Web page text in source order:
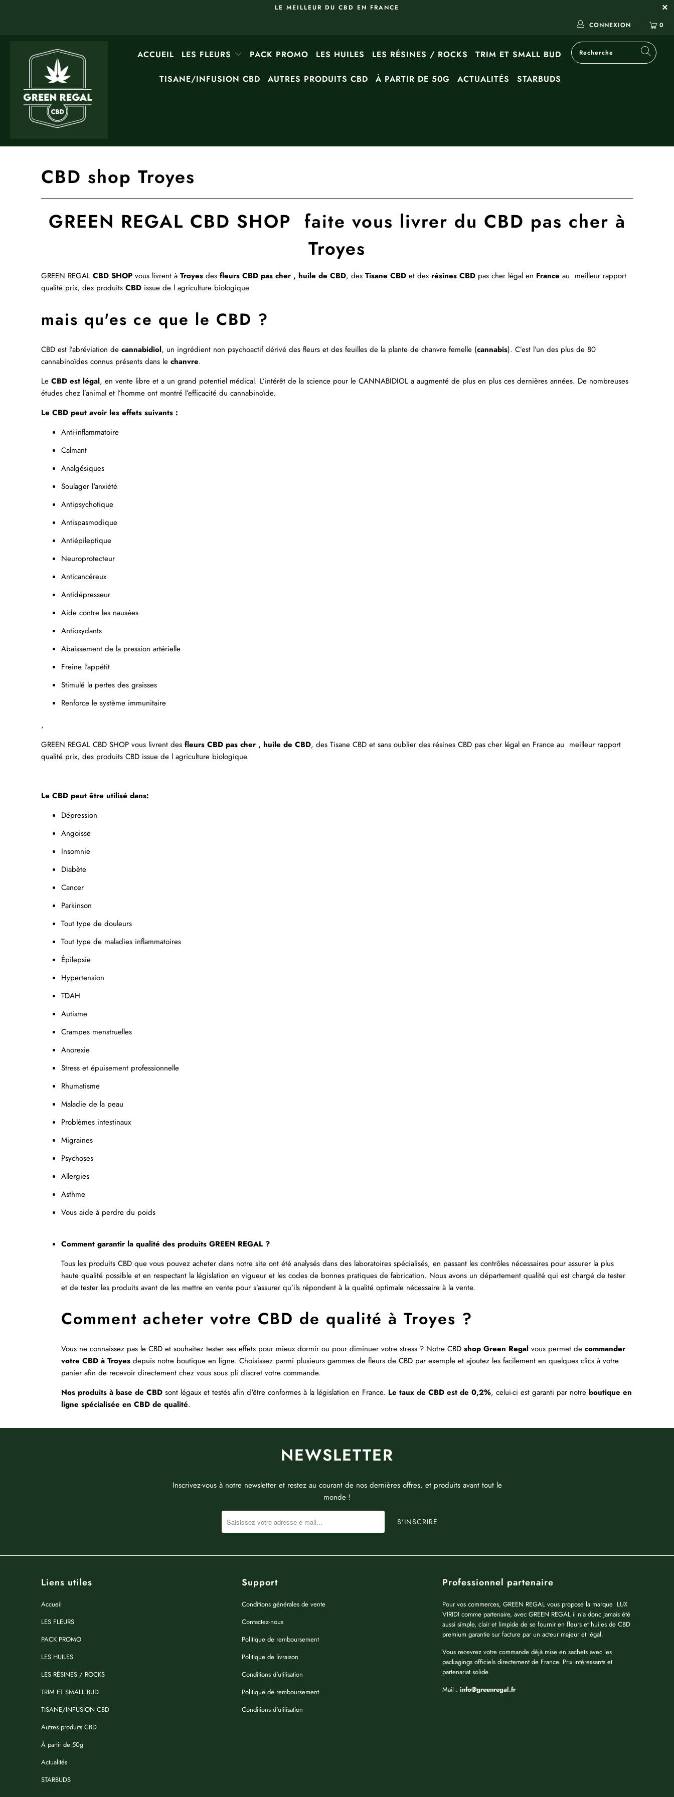
LE MEILLEUR DU CBD EN FRANCE
0
CONNEXION
ACCUEIL LES FLEURS PACK PROMO LES HUILES LES RÉSINES / ROCKS TRIM ET SMALL BUD
TISANE/INFUSION CBD AUTRES PRODUITS CBD À PARTIR DE 50G ACTUALITÉS STARBUDS
CBD shop Troyes
GREEN REGAL CBD SHOP faite vous livrer du CBD pas cher à
Troyes
GREEN REGAL CBD SHOP vous livrent à Troyes des fleurs CBD pas cher , huile de CBD, des Tisane CBD et des résines CBD pas cher légal en France au meilleur rapport
qualité prix, des produits CBD issue de l agriculture biologique.
mais qu'es ce que le CBD ?
CBD est l’abréviation de cannabidiol, un ingrédient non psychoactif dérivé des fleurs et des feuilles de la plante de chanvre femelle (cannabis). C’est l’un des plus de 80
cannabinoïdes connus présents dans le chanvre.
Le CBD est légal, en vente libre et a un grand potentiel médical. L’intérêt de la science pour le CANNABIDIOL a augmenté de plus en plus ces dernières années. De nombreuses
études chez l’animal et l’homme ont montré l’efficacité du cannabinoïde.
Le CBD peut avoir les effets suivants :
Anti-inflammatoire
Calmant
Analgésiques
Soulager l'anxiété
Antipsychotique
Antispasmodique
Antiépileptique
Neuroprotecteur
Anticancéreux
Antidépresseur
Aide contre les nausées
Antioxydants
Abaissement de la pression artérielle
Freine l'appétit
Stimulé la pertes des graisses
Renforce le système immunitaire
,
GREEN REGAL CBD SHOP vous livrent des fleurs CBD pas cher , huile de CBD, des Tisane CBD et sans oublier des résines CBD pas cher légal en France au meilleur rapport
qualité prix, des produits CBD issue de l agriculture biologique.
Le CBD peut être utilisé dans:
Dépression
Angoisse
Insomnie
Diabète
Cancer
Parkinson
Tout type de douleurs
Tout type de maladies inflammatoires
Épilepsie
Hypertension
TDAH
Autisme
Crampes menstruelles
Anorexie
Stress et épuisement professionnelle
Rhumatisme
Maladie de la peau
Problèmes intestinaux
Migraines
Psychoses
Allergies
Asthme
Vous aide à perdre du poids
Comment garantir la qualité des produits GREEN REGAL ?
Tous les produits CBD que vous pouvez acheter dans notre site ont été analysés dans des laboratoires spécialisés, en passant les contrôles nécessaires pour assurer la plus
haute qualité possible et en respectant la législation en vigueur et les codes de bonnes pratiques de fabrication. Nous avons un département qualité qui est chargé de tester
et de tester les produits avant de les mettre en vente pour s’assurer qu’ils répondent à la qualité optimale nécessaire à la vente.
Comment acheter votre CBD de qualité à Troyes ?
Vous ne connaissez pas le CBD et souhaitez tester ses effets pour mieux dormir ou pour diminuer votre stress ? Notre CBD shop Green Regal vous permet de commander
votre CBD à Troyes depuis notre boutique en ligne. Choisissez parmi plusieurs gammes de fleurs de CBD par exemple et ajoutez les facilement en quelques clics à votre
panier afin de recevoir directement chez vous sous pli discret votre commande.
Nos produits à base de CBD sont légaux et testés afin d'être conformes à la législation en France. Le taux de CBD est de 0,2%, celui-ci est garanti par notre boutique en
ligne spécialisée en CBD de qualité.
NEWSLETTER
Inscrivez-vous à notre newsletter et restez au courant de nos dernières offres, et produits avant tout le
monde !
Liens utiles
Accueil
LES FLEURS
PACK PROMO
LES HUILES
LES RÉSINES / ROCKS
TRIM ET SMALL BUD
TISANE/INFUSION CBD
Autres produits CBD
À partir de 50g
Actualités
STARBUDS
Support
Conditions générales de vente
Contactez-nous
Politique de remboursement
Politique de livraison
Conditions d'utilisation
Politique de remboursement
Conditions d'utilisation
Professionnel partenaire
Pour vos commerces, GREEN REGAL vous propose la marque LUX
VIRIDI comme partenaire, avec GREEN REGAL il n’a donc jamais été
aussi simple, clair et limpide de se fournir en fleurs et huiles de CBD
premium garantie sur facture par un acteur majeur et légal.
Vous recevrez votre commande déjà mise en sachets avec les
packagings officiels directement de France. Prix intéressants et
partenariat solide
Mail : info@greenregal.fr